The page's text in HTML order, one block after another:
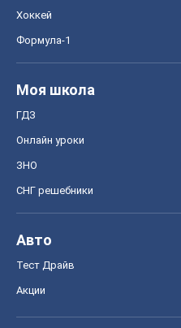
Хоккей
Формула-1
Моя школа
ГДЗ
Онлайн уроки
ЗНО
СНГ решебники
Авто
Тест Драйв
Акции